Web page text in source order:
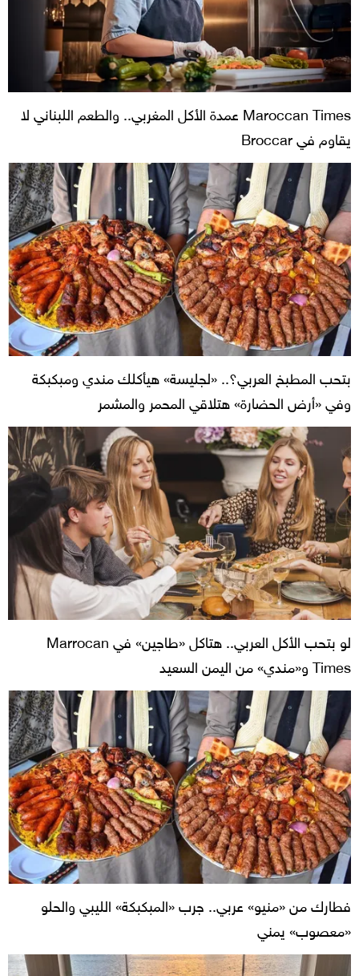
Maroccan Times عمدة الأكل المغربي.. والطعم اللبناني لا
يقاوم في Broccar
بتحب المطبخ العربي؟.. «لجليسة» هيأكلك مندي ومبكبكة
وفي «أرض الحضارة» هتلاقي المحمر والمشمر
لو بتحب الأكل العربي.. هتاكل «طاجين» في Marrocan
Times و«مندي» من اليمن السعيد
فطارك من «منيو» عربي.. جرب «المبكبكة» الليبي والحلو
«معصوب» يمني